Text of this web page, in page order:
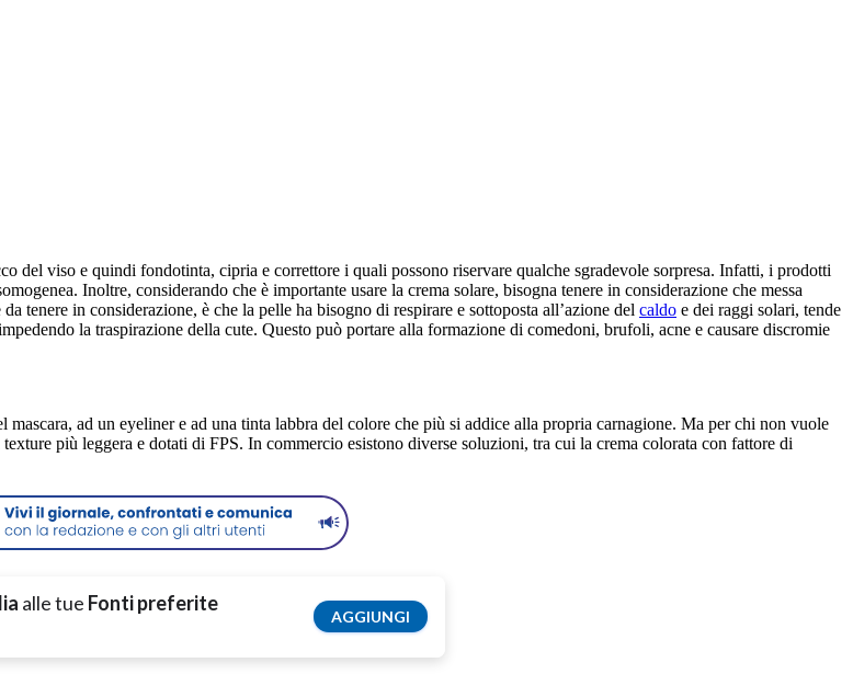
del viso e quindi fondotinta, cipria e correttore i quali possono riservare qualche sgradevole sorpresa. Infatti, i prodotti
Inoltre, considerando che è importante usare la crema solare, bisogna tenere in considerazione che messa
tenere in considerazione, è che la pelle ha bisogno di respirare e sottoposta all’azione del caldo e dei raggi solari, tende
la traspirazione della cute. Questo può portare alla formazione di comedoni, brufoli, acne e causare discromie
ad un eyeliner e ad una tinta labbra del colore che più si addice alla propria carnagione. Ma per chi non vuole
più leggera e dotati di FPS. In commercio esistono diverse soluzioni, tra cui la crema colorata con fattore di
alle tue Fonti preferite
AGGIUNGI